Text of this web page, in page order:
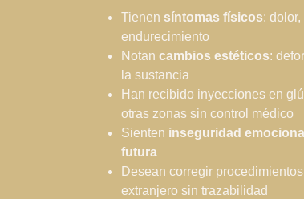
Tienen síntomas físicos:
endurecimiento
Notan cambios estéticos:
la sustancia
Han recibido inyecciones en
otras zonas sin control médico
Sienten inseguridad emocional
futura
Desean corregir
extranjero sin trazabilidad